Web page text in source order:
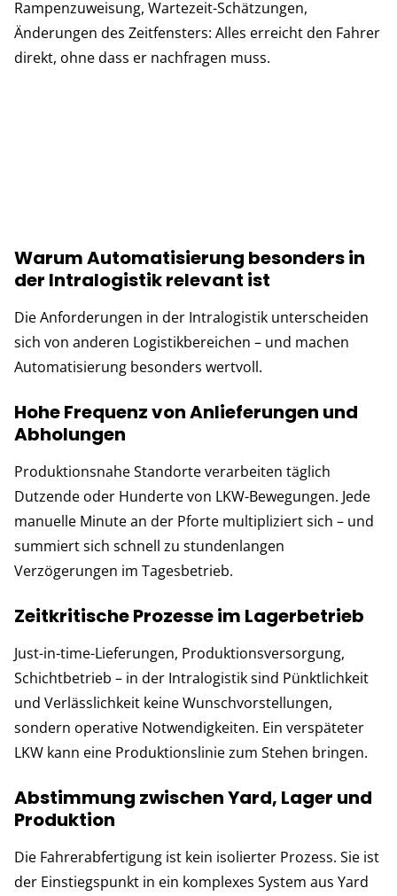
Rampenzuweisung, Wartezeit-Schätzungen,
Änderungen des Zeitfensters: Alles erreicht den Fahrer
direkt, ohne dass er nachfragen muss.
Warum Automatisierung besonders in
der Intralogistik relevant ist
Die Anforderungen in der Intralogistik unterscheiden
sich von anderen Logistikbereichen – und machen
Automatisierung besonders wertvoll.
Hohe Frequenz von Anlieferungen und
Abholungen
Produktionsnahe Standorte verarbeiten täglich
Dutzende oder Hunderte von LKW-Bewegungen. Jede
manuelle Minute an der Pforte multipliziert sich – und
summiert sich schnell zu stundenlangen
Verzögerungen im Tagesbetrieb.
Zeitkritische Prozesse im Lagerbetrieb
Just-in-time-Lieferungen, Produktionsversorgung,
Schichtbetrieb – in der Intralogistik sind Pünktlichkeit
und Verlässlichkeit keine Wunschvorstellungen,
sondern operative Notwendigkeiten. Ein verspäteter
LKW kann eine Produktionslinie zum Stehen bringen.
Abstimmung zwischen Yard, Lager und
Produktion
Die Fahrerabfertigung ist kein isolierter Prozess. Sie ist
der Einstiegspunkt in ein komplexes System aus Yard